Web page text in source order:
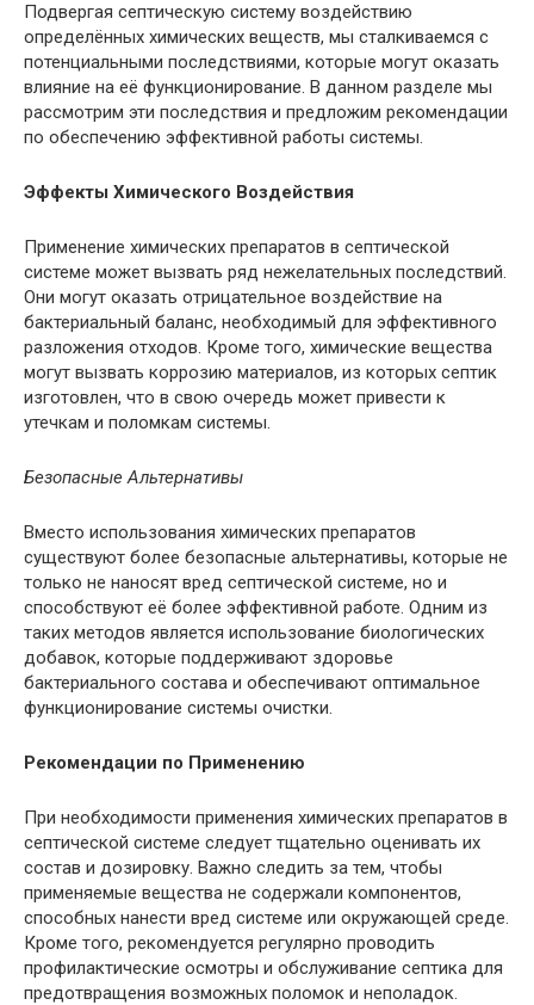
Подвергая септическую систему воздействию
определённых химических веществ, мы сталкиваемся с
потенциальными последствиями, которые могут оказать
влияние на её функционирование. В данном разделе мы
рассмотрим эти последствия и предложим рекомендации
по обеспечению эффективной работы системы.
Эффекты Химического Воздействия
Применение химических препаратов в септической
системе может вызвать ряд нежелательных последствий.
Они могут оказать отрицательное воздействие на
бактериальный баланс, необходимый для эффективного
разложения отходов. Кроме того, химические вещества
могут вызвать коррозию материалов, из которых септик
изготовлен, что в свою очередь может привести к
утечкам и поломкам системы.
Безопасные Альтернативы
Вместо использования химических препаратов
существуют более безопасные альтернативы, которые не
только не наносят вред септической системе, но и
способствуют её более эффективной работе. Одним из
таких методов является использование биологических
добавок, которые поддерживают здоровье
бактериального состава и обеспечивают оптимальное
функционирование системы очистки.
Рекомендации по Применению
При необходимости применения химических препаратов в
септической системе следует тщательно оценивать их
состав и дозировку. Важно следить за тем, чтобы
применяемые вещества не содержали компонентов,
способных нанести вред системе или окружающей среде.
Кроме того, рекомендуется регулярно проводить
профилактические осмотры и обслуживание септика для
предотвращения возможных поломок и неполадок.